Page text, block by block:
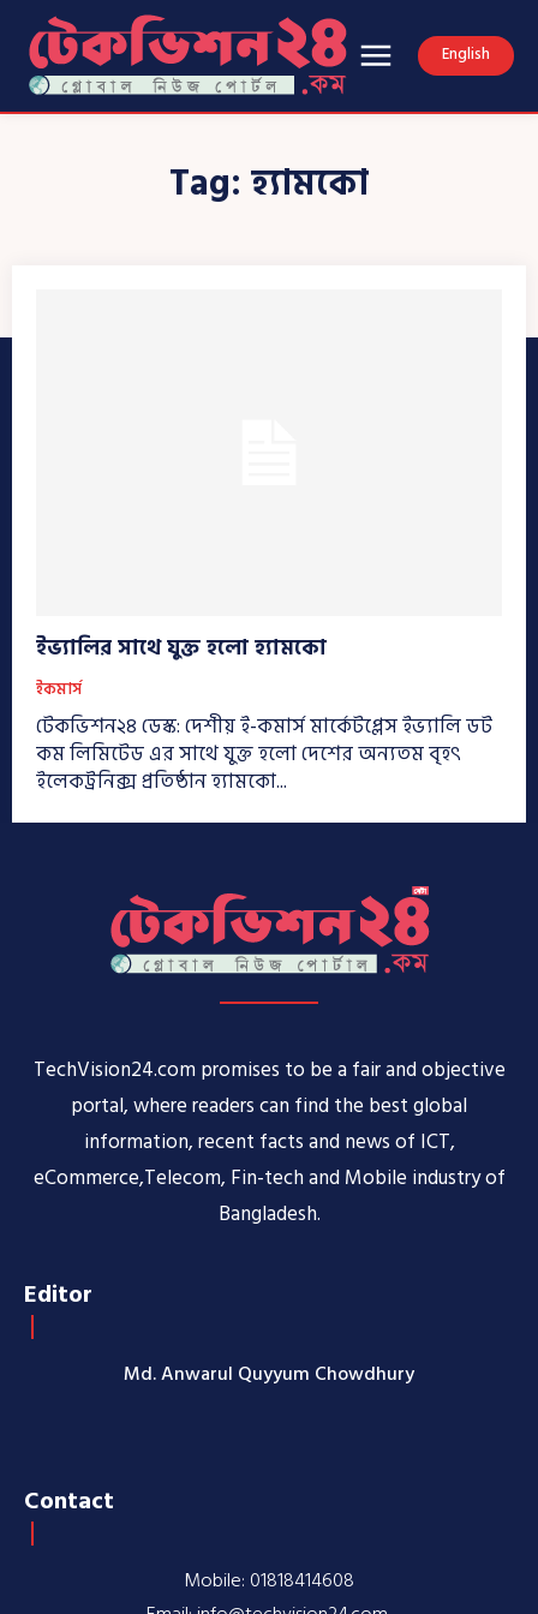
English
Tag: হ্যামকো
ইভ্যালির সাথে যুক্ত হলো হ্যামকো
ইকমার্স
টেকভিশন২৪ ডেস্ক: দেশীয় ই-কমার্স মার্কেটপ্লেস ইভ্যালি ডট
কম লিমিটেড এর সাথে যুক্ত হলো দেশের অন্যতম বৃহৎ
ইলেকট্রনিক্স প্রতিষ্ঠান হ্যামকো...
TechVision24.com promises to be a fair and objective
portal, where readers can find the best global
information, recent facts and news of ICT,
eCommerce,Telecom, Fin-tech and Mobile industry of
Bangladesh.
Editor
Md. Anwarul Quyyum Chowdhury
Contact
Mobile: 01818414608